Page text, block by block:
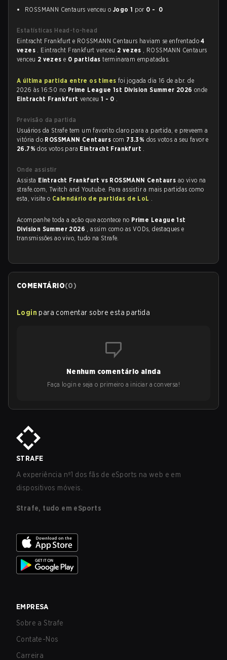
ROSSMANN Centaurs venceu o Jogo 1 por 0 - 0
Estatísticas Head-to-head
Eintracht Frankfurt e ROSSMANN Centaurs haviam se enfrentado4
vezes . Eintracht Frankfurt venceu 2 vezes , ROSSMANN Centaurs
venceu 2 vezese 0 partidasterminaram empatadas.
A última partida entre os times foi jogada dia 16 de abr. de
2026 às 16:50 no Prime League 1st Division Summer 2026onde
Eintracht Frankfurt venceu 1 - 0 .
Previsão da partida
Usuários da Strafe tem um favorito claro para a partida, e preveem a
vitória do ROSSMANN Centaurs com 73.3% dos votos a seu favor e
26.7%dos votos para Eintracht Frankfurt .
Onde assistir
Assista Eintracht Frankfurt vs ROSSMANN Centaurs ao vivo na
strafe.com, Twitch and Youtube. Para assistir a mais partidas como
esta, visite o Calendário de partidas de LoL .
Acompanhe toda a ação que acontece no Prime League 1st
Division Summer 2026 , assim como as VODs, destaques e
transmissões ao vivo, tudo na Strafe.
COMENTÁRIO(0)
Login para comentar sobre esta partida
Nenhum comentário ainda
Faça login e seja o primeiro a iniciar a conversa!
STRAFE
A experiência nº1 dos fãs de eSports na web e em
dispositivos móveis.
Strafe, tudo em eSports
EMPRESA
Sobre a Strafe
Contate-Nos
Carreira